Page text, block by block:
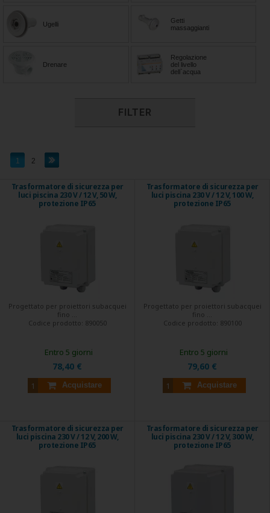
Ugelli
Getti
massaggianti
Drenare
Regolazione
del livello
dell`acqua
FILTER
1 2
Trasformatore di sicurezza per
luci piscina 230 V / 12 V, 50 W,
protezione IP65
Progettato per proiettori subacquei
fino ...
Codice prodotto: 890050
78,40 €
Acquistare
Entro 5 giorni
Trasformatore di sicurezza per
luci piscina 230 V / 12 V, 100 W,
protezione IP65
Progettato per proiettori subacquei
fino ...
Codice prodotto: 890100
79,60 €
Acquistare
Entro 5 giorni
Trasformatore di sicurezza per
luci piscina 230 V / 12 V, 200 W,
protezione IP65
Trasformatore di sicurezza per
luci piscina 230 V / 12 V, 300 W,
protezione IP65